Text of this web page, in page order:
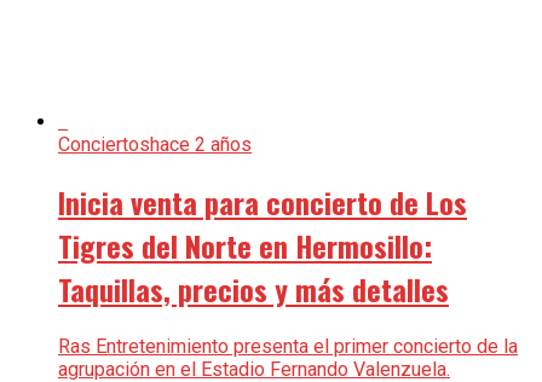
Conciertoshace 2 años
Inicia venta para concierto de Los
Tigres del Norte en Hermosillo:
Taquillas, precios y más detalles
Ras Entretenimiento presenta el primer concierto de la
agrupación en el Estadio Fernando Valenzuela.